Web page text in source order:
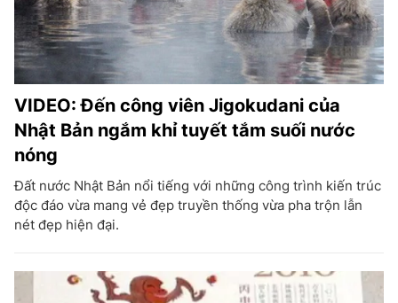
VIDEO: Đến công viên Jigokudani của
Nhật Bản ngắm khỉ tuyết tắm suối nước
nóng
Đất nước Nhật Bản nổi tiếng với những công trình kiến trúc
độc đáo vừa mang vẻ đẹp truyền thống vừa pha trộn lẫn
nét đẹp hiện đại.